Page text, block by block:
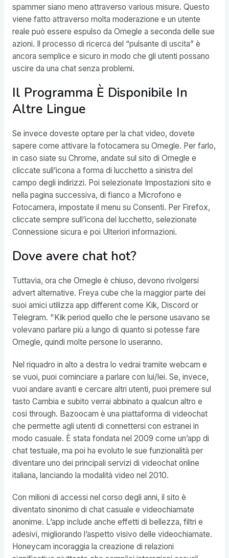
spammer siano meno attraverso various misure. Questo
viene fatto attraverso molta moderazione e un utente
reale può essere espulso da Omegle a seconda delle sue
azioni. Il processo di ricerca del “pulsante di uscita” è
ancora semplice e sicuro in modo che gli utenti possano
uscire da una chat senza problemi.
Il Programma È Disponibile In
Altre Lingue
Se invece doveste optare per la chat video, dovete
sapere come attivare la fotocamera su Omegle. Per farlo,
in caso siate su Chrome, andate sul sito di Omegle e
cliccate sull’icona a forma di lucchetto a sinistra del
campo degli indirizzi. Poi selezionate Impostazioni sito e
nella pagina successiva, di fianco a Microfono e
Fotocamera, impostate il menu su Consenti. Per Firefox,
cliccate sempre sull’icona del lucchetto, selezionate
Connessione sicura e poi Ulteriori informazioni.
Dove avere chat hot?
Tuttavia, ora che Omegle è chiuso, devono rivolgersi
advert alternative. Freya cube che la maggior parte dei
suoi amici utilizza app different come Kik, Discord or
Telegram. "Kik period quello che le persone usavano se
volevano parlare più a lungo di quanto si potesse fare
Omegle, quindi molte persone lo useranno.
Nel riquadro in alto a destra lo vedrai tramite webcam e
se vuoi, puoi cominciare a parlare con lui/lei. Se, invece,
vuoi andare avanti e cercare altri utenti, puoi premere sul
tasto Cambia e subito verrai abbinato a qualcun altro e
così through. Bazoocam è una piattaforma di videochat
che permette agli utenti di connettersi con estranei in
modo casuale. È stata fondata nel 2009 come un’app di
chat testuale, ma poi ha evoluto le sue funzionalità per
diventare uno dei principali servizi di videochat online
italiana, lanciando la modalità video nel 2010.
Con milioni di accessi nel corso degli anni, il sito è
diventato sinonimo di chat casuale e videochiamate
anonime. L’app include anche effetti di bellezza, filtri e
adesivi, migliorando l’aspetto visivo delle videochiamate.
Honeycam incoraggia la creazione di relazioni